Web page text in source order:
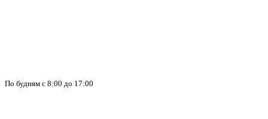
По будням с 8:00 до 17:00